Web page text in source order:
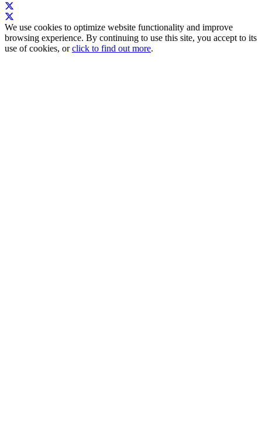
We use cookies to optimize website functionality and improve
browsing experience. By continuing to use this site, you accept to its
use of cookies, orclick to find out more.